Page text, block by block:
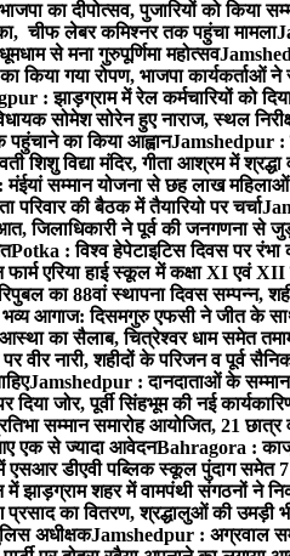
का दीपोत्सव, पुजारियों को किया
चीफ लेबर कमिश्नर तक पहुंचा मामला
से मना गुरुपूर्णिमा महोत्सव
गया रोपण, भाजपा कार्यकर्ताओं ने
: झाड़ग्राम में रेल कर्मचारियों को
सोमेश सोरेन हुए नाराज, स्थल
पहुंचाने का किया आह्वानJamshedpur :
शिशु विद्या मंदिर, गीता आश्रम में
सम्मान योजना से छह लाख
परिवार की बैठक में तैयारियो पर चर्चा
ने पूर्व की जनगणना से जुड़ी
Potka : विश्व हेपेटाइटिस दिवस पर
एरिया हाई स्कूल में कक्षा XI एवं XII
का 88वां स्थापना दिवस सम्पन्न,
आगाज: दिसमगुरु एफसी ने जीत के
का सैलाब, चित्रेश्वर धाम समेत
नारी, शहीदों के परिजन व पूर्व
Jamshedpur : दानदाताओं के सम्मान
जोर, पूर्वी सिंहभूम की नई
सम्मान समारोह आयोजित, 21 छात्र
एक से ज्यादा आवेदनBahragora : काजू
डीएवी पब्लिक स्कूल पुंदाग समेत 7
शहर में वामपंथी संगठनों ने
प्रसाद का वितरण, श्रद्धालुओं की उमड़ी
अधीक्षकJamshedpur : अग्रवाल